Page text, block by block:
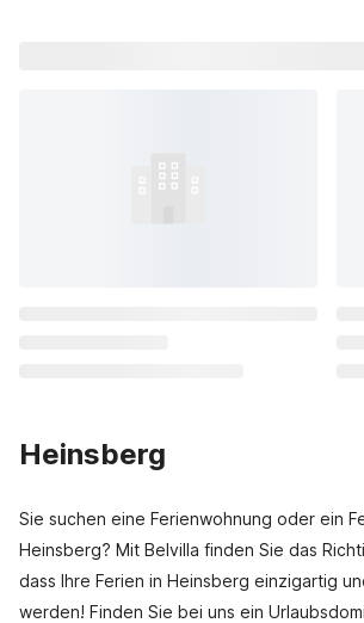
Heinsberg
Sie suchen eine Ferienwohnung oder ein
Heinsberg? Mit Belvilla finden Sie das
dass Ihre Ferien in Heinsberg einzigartig
werden! Finden Sie bei uns ein